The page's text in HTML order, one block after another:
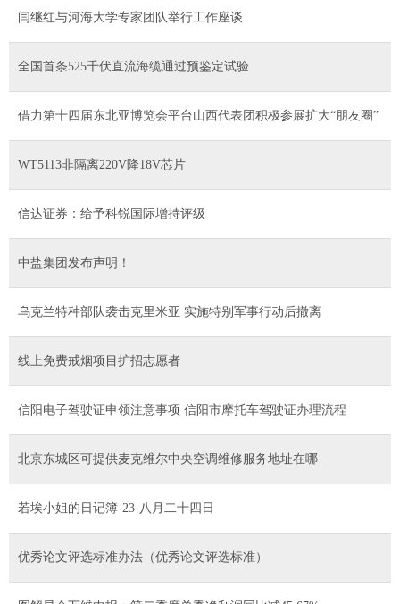
​闫继红与河海大学专家团队举行工作座谈
全国首条525千伏直流海缆通过预鉴定试验
借力第十四届东北亚博览会平台山西代表团积极参展扩大“朋友圈”
WT5113非隔离220V降18V芯片
信达证券：给予科锐国际增持评级
中盐集团发布声明！
乌克兰特种部队袭击克里米亚 实施特别军事行动后撤离
线上免费戒烟项目扩招志愿者
信阳电子驾驶证申领注意事项 信阳市摩托车驾驶证办理流程
北京东城区可提供麦克维尔中央空调维修服务地址在哪
若埃小姐的日记簿-23-八月二十四日
优秀论文评选标准办法（优秀论文评选标准）